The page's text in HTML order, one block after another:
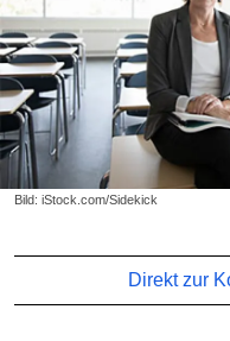
Bild: iStock.com/Sidekick
Direkt zur